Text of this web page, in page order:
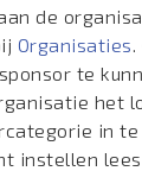
de
Organisaties
te
het
in
instellen